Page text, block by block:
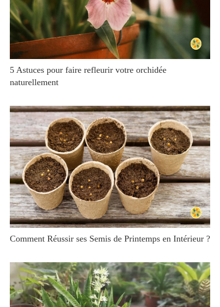
5 Astuces pour faire refleurir votre orchidée
naturellement
Comment Réussir ses Semis de Printemps en Intérieur ?